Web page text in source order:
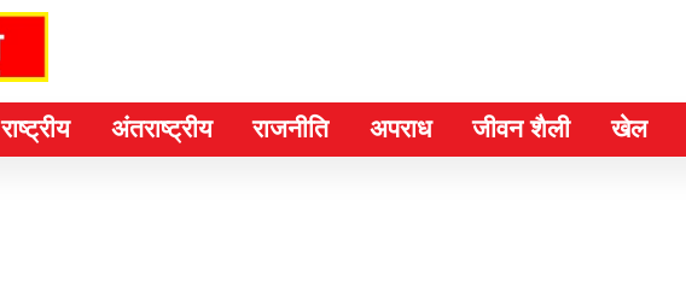
राष्ट्रीय अंतराष्ट्रीय राजनीति अपराध जीवन शैली खेल